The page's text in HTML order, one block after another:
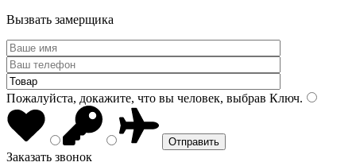
Вызвать замерщика
Пожалуйста, докажите, что вы человек, выбрав Ключ.
Заказать звонок